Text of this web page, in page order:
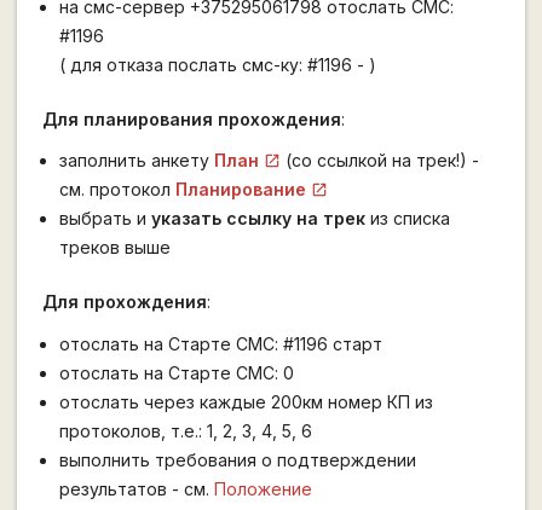
на смс-сервер +375295061798 отослать СМС:
#1196
( для отказа послать смс-ку: #1196 - )
Для планирования прохождения:
заполнить анкету План
(со ссылкой на трек!) -
см. протокол Планирование
выбрать и указать ссылку на трек из списка
треков выше
Для прохождения:
отослать на Старте СМС: #1196 старт
отослать на Старте СМС: 0
отослать через каждые 200км номер КП из
протоколов, т.е.: 1, 2, 3, 4, 5, 6
выполнить требования о подтверждении
результатов - см. Положение